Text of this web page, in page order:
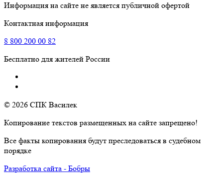
Информация на сайте не является публичной офертой
Контактная информация
8 800 200 00 82
Бесплатно для жителей России
© 2026 СПК Василек
Копирование текстов размещенных на сайте запрещено!
Все факты копирования будут преследоваться в судебном
порядке
Разработка сайта - Бобры